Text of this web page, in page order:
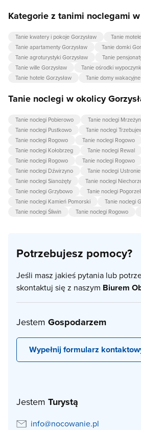
Kategorie z tanimi noclegami
Tanie kwatery i pokoje Gorzysław
Tanie
Tanie apartamenty Gorzysław
Tanie domki
Tanie agroturystyki Gorzysław
Tanie
Tanie wille Gorzysław
Tanie ośrodki
Tanie hotele Gorzysław
Tanie domy
Tanie noclegi w okolicy
Tanie noclegi Pobierowo Tanie noclegi
Tanie noclegi Pustkowo
Tanie noclegi
Tanie noclegi Rogowo
Tanie noclegi Rogowo
Tanie noclegi Kołobrzeg
Tanie noclegi Rewal
Tanie noclegi Rogowo
Tanie noclegi Rogowo
Tanie noclegi Dźwirzyno
Tanie noclegi
Tanie noclegi Sianożęty
Tanie noclegi
Tanie noclegi Grzybowo
Tanie noclegi
Tanie noclegi Kamień Pomorski
Tanie noclegi
Tanie noclegi Śliwin
Tanie noclegi Rogowo
Potrzebujesz pomocy?
Jeśli masz jakieś pytania lub
skontaktuj się z naszym Biurem
Jestem Gospodarzem
Wypełnij formularz
Jestem Turystą
info@nocowanie.pl